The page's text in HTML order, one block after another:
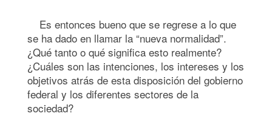
Es entonces bueno que se regrese a lo que
se ha dado en llamar la “nueva normalidad”.
¿Qué tanto o qué significa esto realmente?
¿Cuáles son las intenciones, los intereses y los
objetivos atrás de esta disposición del gobierno
federal y los diferentes sectores de la
sociedad?